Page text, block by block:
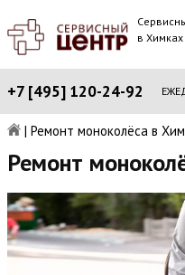
в Химках
+7 [495] 120-24-92
| Ремонт моноколёса в
Ремонт